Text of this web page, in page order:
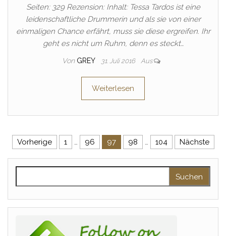
Seiten: 329 Rezension: Inhalt: Tessa Tardos ist eine
leidenschaftliche Drummerin und als sie von einer
einmaligen Chance erfährt, muss sie diese ergreifen. Ihr
geht es nicht um Ruhm, denn es steckt…
Von GREY 31. Juli 2016 Aus
Weiterlesen
Seitennummerierung der
Vorherige 1 … 96 97 98 … 104 Nächste